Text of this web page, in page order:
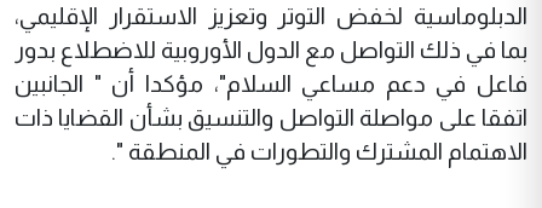
الدبلوماسية لخفض التوتر وتعزيز الاستقرار الإقليمي،
بما في ذلك التواصل مع الدول الأوروبية للاضطلاع بدور
فاعل في دعم مساعي السلام"، مؤكدا أن " الجانبين
اتفقا على مواصلة التواصل والتنسيق بشأن القضايا ذات
الاهتمام المشترك والتطورات في المنطقة ".